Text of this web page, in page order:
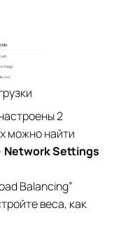
2
можно найти
Network Settings
Balancing”
веса, как